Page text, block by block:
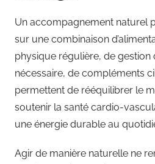
Un accompagnement naturel
sur une combinaison
physique régulière, de gestion
nécessaire, de compléments
permettent de rééquilibrer le
soutenir la santé cardio-
une énergie durable au
Agir de manière naturelle ne